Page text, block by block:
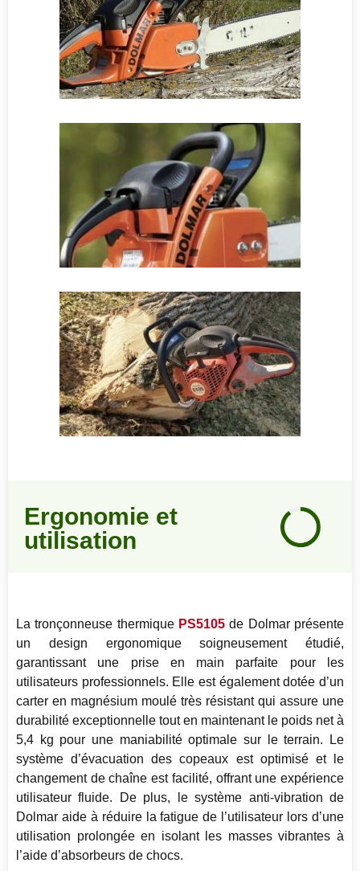
Ergonomie et
utilisation
avis
90%
La tronçonneuse thermique PS5105 de Dolmar présente
un design ergonomique soigneusement étudié,
garantissant une prise en main parfaite pour les
utilisateurs professionnels. Elle est également dotée d’un
carter en magnésium moulé très résistant qui assure une
durabilité exceptionnelle tout en maintenant le poids net à
5,4 kg pour une maniabilité optimale sur le terrain. Le
système d’évacuation des copeaux est optimisé et le
changement de chaîne est facilité, offrant une expérience
utilisateur fluide. De plus, le système anti-vibration de
Dolmar aide à réduire la fatigue de l’utilisateur lors d’une
utilisation prolongée en isolant les masses vibrantes à
l’aide d’absorbeurs de chocs.